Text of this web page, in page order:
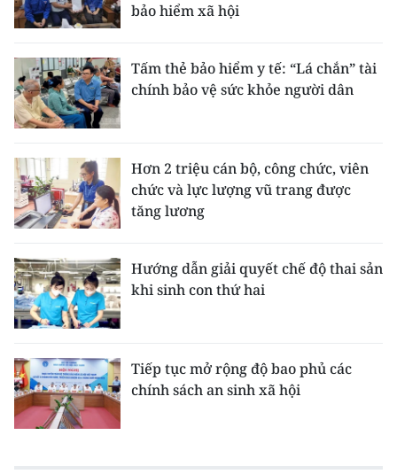
bảo hiểm xã hội
Tấm thẻ bảo hiểm y tế: “Lá chắn” tài
chính bảo vệ sức khỏe người dân
Hơn 2 triệu cán bộ, công chức, viên
chức và lực lượng vũ trang được
tăng lương
Hướng dẫn giải quyết chế độ thai sản
khi sinh con thứ hai
Tiếp tục mở rộng độ bao phủ các
chính sách an sinh xã hội